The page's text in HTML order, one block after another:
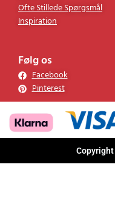
Ofte Stillede Spørgsmål
Inspiration
Følg os
Facebook
Pinterest